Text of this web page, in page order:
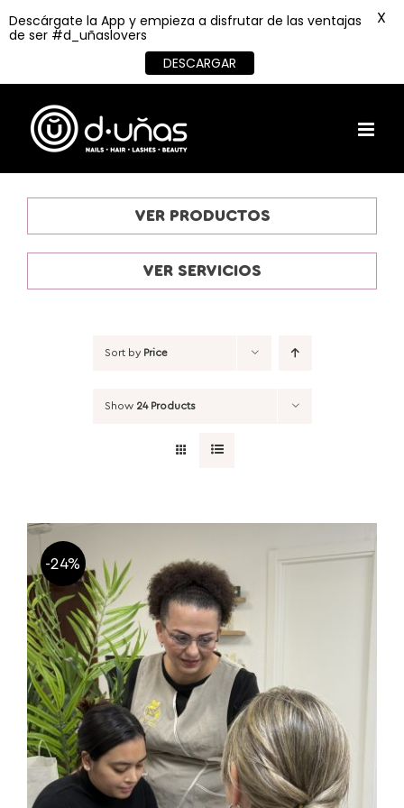
content
VER PRODUCTOS
VER SERVICIOS
Sort by Price
Show 24 Products
-24%
Descárgate la App y empieza a disfrutar de las ventajas
de ser #d_uñaslovers
DESCARGAR
X